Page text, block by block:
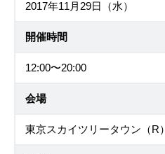
2017年11月29日（水）
開催時間
12:00〜20:00
会場
東京スカイツリータウン（R）